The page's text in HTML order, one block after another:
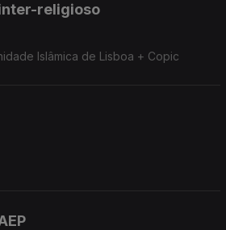
religioso
Islâmica de Lisboa + Copic